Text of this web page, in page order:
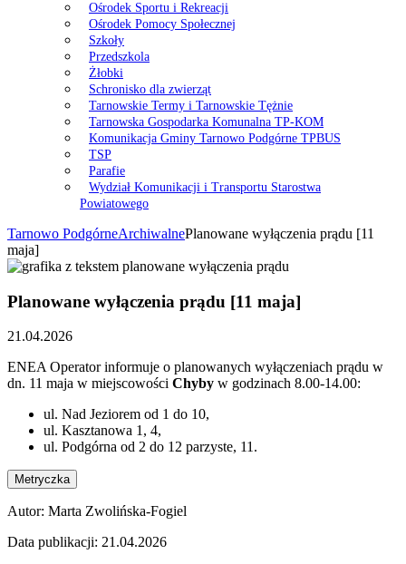
Ośrodek Sportu i Rekreacji
Ośrodek Pomocy Społecznej
Szkoły
Przedszkola
Żłobki
Schronisko dla zwierząt
Tarnowskie Termy i Tarnowskie Tężnie
Tarnowska Gospodarka Komunalna TP-KOM
Komunikacja Gminy Tarnowo Podgórne TPBUS
TSP
Parafie
Wydział Komunikacji i Transportu Starostwa
Powiatowego
Tarnowo PodgórneArchiwalnePlanowane wyłączenia prądu [11
maja]
Planowane wyłączenia prądu [11 maja]
21.04.2026
ENEA Operator informuje o planowanych wyłączeniach prądu w
dn. 11 maja w miejscowości Chyby w godzinach 8.00-14.00:
ul. Nad Jeziorem od 1 do 10,
ul. Kasztanowa 1, 4,
ul. Podgórna od 2 do 12 parzyste, 11.
Metryczka
Autor: Marta Zwolińska-Fogiel
Data publikacji: 21.04.2026